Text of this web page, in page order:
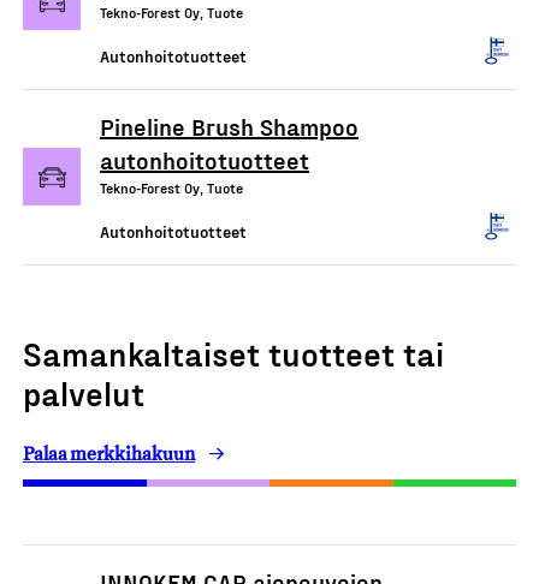
Tekno-Forest Oy, Tuote
Autonhoitotuotteet
Pineline Brush Shampoo
autonhoitotuotteet
Tekno-Forest Oy, Tuote
Autonhoitotuotteet
Samankaltaiset tuotteet tai
palvelut
Palaa merkkihakuun